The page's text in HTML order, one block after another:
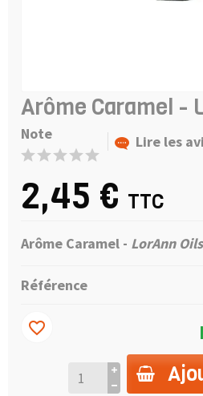
Arôme Caramel -
Note Lire les
2,45 € TTC
Arôme Caramel - LorAnn Oils
Référence
favorite_border